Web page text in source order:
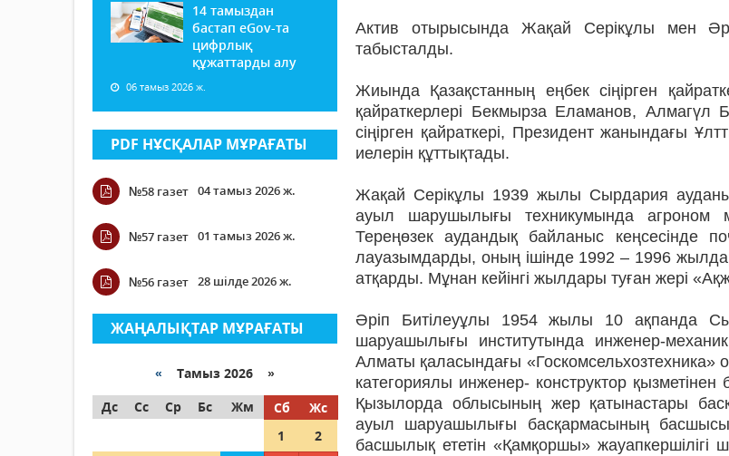
14 тамыздан
бастап еGov-та
цифрлық
құжаттарды алу
06 тамыз 2026 ж.
PDF НҰСҚАЛАР МҰРАҒАТЫ
№58 газет 04 тамыз 2026 ж.
№57 газет 01 тамыз 2026 ж.
№56 газет 28 шілде 2026 ж.
ЖАҢАЛЫҚТАР МҰРАҒАТЫ
« Тамыз 2026 »
Дс
Сс Ср Бс Жм Сб
Жс
1
2
Актив отырысында Жақай Серікұлы мен
табысталды.
Жиында Қазақстанның еңбек сіңірген
қайраткерлері Бекмырза Еламанов, Алмагүл
сіңірген қайраткері, Президент жанындағы
иелерін құттықтады.
Жақай Серікұлы 1939 жылы Сырдария
ауыл шарушылығы техникумында
Тереңөзек аудандық байланыс кеңсесінде
лауазымдарды, оның ішінде 1992 – 1996
атқарды. Мұнан кейінгі жылдары туған жері
Әріп Битілеуұлы 1954 жылы 10 ақпанда
шаруашылығы институтында инженер-
Алматы қаласындағы «Госкомсельхозтехника»
категориялы инженер- конструктор
Қызылорда облысының жер қатынастары
ауыл шаруашылығы басқармасының
басшылық ететін «Қамқоршы» жауапкершілігі